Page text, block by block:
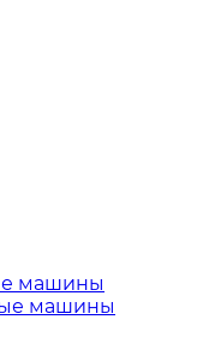
машины
машины